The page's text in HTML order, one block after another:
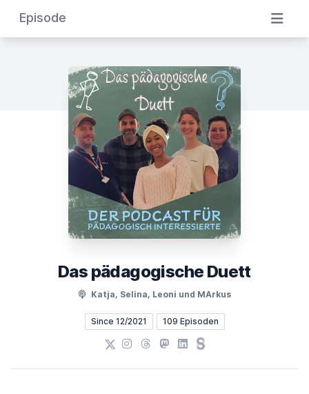
Episode
Das pädagogische Duett
Katja, Selina, Leoni und MArkus
Since 12/2021 109 Episoden
X Instagram
Threads
Mastodon
LinkedIn
Steady